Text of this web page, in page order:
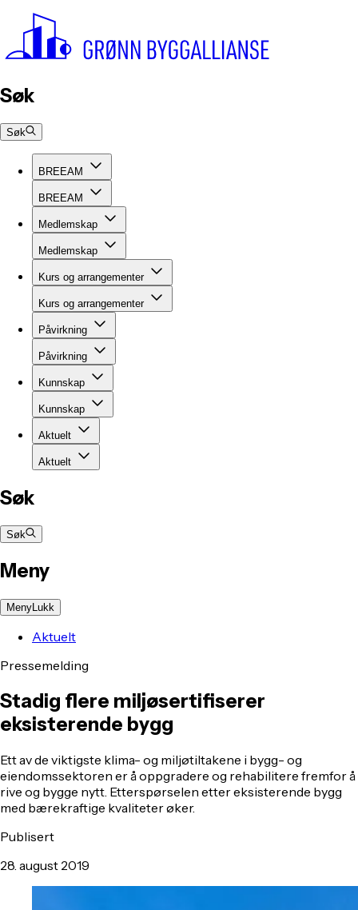
Søk
Søk
BREEAM
BREEAM
Medlemskap
Medlemskap
Kurs og arrangementer
Kurs og arrangementer
Påvirkning
Påvirkning
Kunnskap
Kunnskap
Aktuelt
Aktuelt
Søk
Søk
Meny
MenyLukk
Aktuelt
Pressemelding
Stadig flere miljøsertifiserer
eksisterende bygg
Ett av de viktigste klima- og miljøtiltakene i bygg- og
eiendomssektoren er å oppgradere og rehabilitere fremfor å
rive og bygge nytt. Etterspørselen etter eksisterende bygg
med bærekraftige kvaliteter øker.
Publisert
28. august 2019